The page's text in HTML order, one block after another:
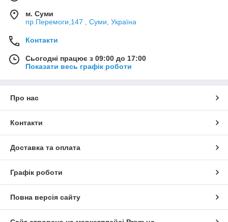
м. Суми
пр.Перемоги,147 , Суми, Україна
Контакти
Сьогодні працює з 09:00 до 17:00
Показати весь графік роботи
Про нас
Контакти
Доставка та оплата
Графік роботи
Повна версія сайту